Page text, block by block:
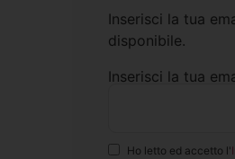
Inserisci la tua
disponibile.
Inserisci la tua
Ho letto ed accetto l'